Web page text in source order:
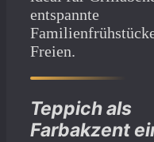
entspannte
Freien.
Teppich als
Farbakzent